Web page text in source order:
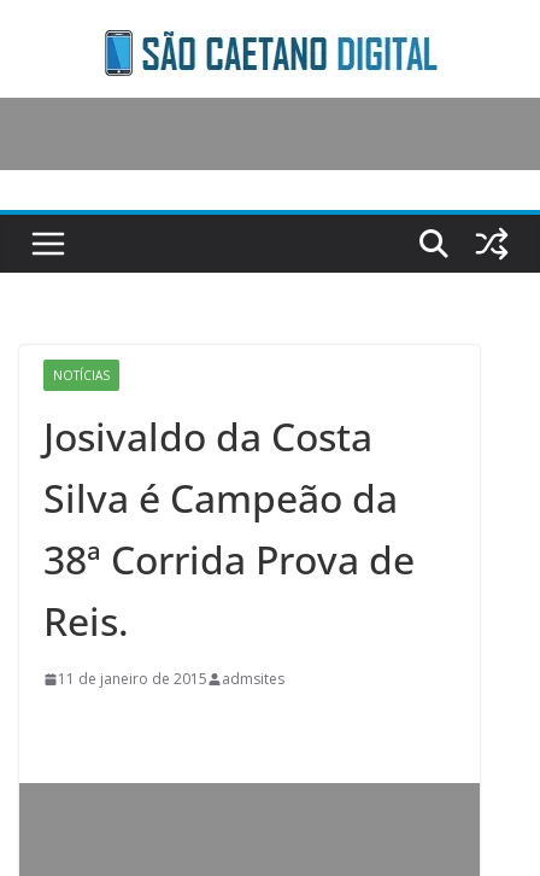
content
NOTÍCIAS
Josivaldo da Costa
Silva é Campeão da
38ª Corrida Prova de
Reis.
11 de janeiro de 2015 admsites